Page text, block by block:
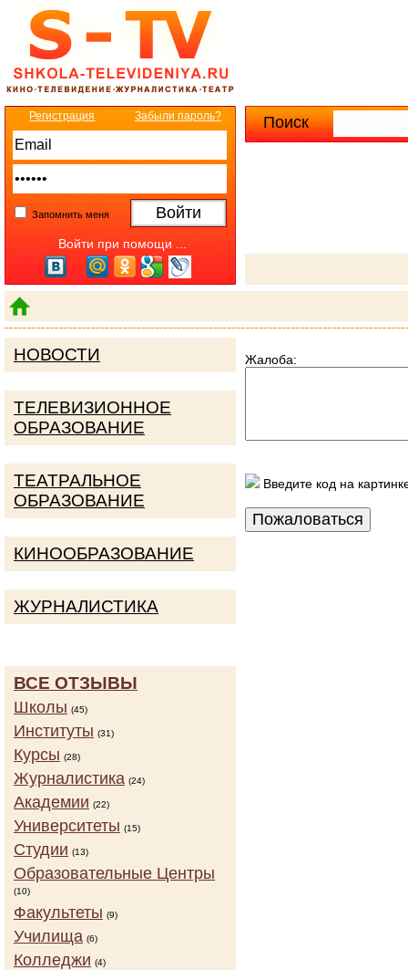
Поиск
Регистрация Забыли пароль?
Запомнить меня
Войти при помощи ...
Жалоба:
Введите код на
НОВОСТИ
ТЕЛЕВИЗИОННОЕ
ОБРАЗОВАНИЕ
ТЕАТРАЛЬНОЕ
ОБРАЗОВАНИЕ
КИНООБРАЗОВАНИЕ
ЖУРНАЛИСТИКА
ВСЕ ОТЗЫВЫ
Школы (45)
Институты (31)
Курсы (28)
Журналистика (24)
Академии (22)
Университеты (15)
Студии (13)
Образовательные Центры
(10)
Факультеты (9)
Училища (6)
Колледжи (4)